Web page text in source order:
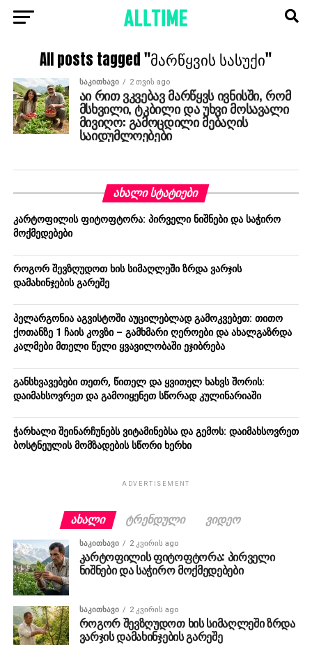
All posts tagged "მარწყვის სასუქი"
ᲡᲐᲙᲘᲗᲮᲐᲕᲘ 2 თვის ago
აი რით ვკვებავ მარწყვს ივნისში, რომ
მსხვილი, ტკბილი და უხვი მოსავალი
მივიღო: გამოცდილი მებაღის
საიდუმლოებები
ᲐᲮᲐᲚᲘ ᲡᲢᲐᲢᲘᲔᲑᲘ
კარტოფილის ფიტოფტორა: პირველი ნიშნები და საჭირო
მოქმედებები
როგორ შევზღუდოთ ხის სიმაღლეში ზრდა ვარჯის
დამახინჯების გარეშე
პელარგონია აგვისტოში აუცილებლად გამოკვებეთ: თითო
ქოთანზე 1 ჩაის კოვზი – გამხმარი ღეროები და ახალგაზრდა
კალმები მთელი წელი ყვავილობაში ეჯიბრება
განსხვავებები თეთრ, წითელ და ყვითელ ხახვს შორის:
დაიმახსოვრეთ და გამოიყენეთ სწორად კულინარიაში
ჭარხალი შეინარჩუნებს ვიტამინებსა და გემოს: დაიმახსოვრეთ
ბოსტნეულის მომზადების სწორი ხერხი
ADVERTISEMENT
ᲐᲮᲐᲚᲘ ᲢᲠᲔᲜᲓᲣᲚᲘ ᲕᲘᲓᲔᲝ
ᲡᲐᲙᲘᲗᲮᲐᲕᲘ 2 კვირის ago
კარტოფილის ფიტოფტორა: პირველი
ნიშნები და საჭირო მოქმედებები
ᲡᲐᲙᲘᲗᲮᲐᲕᲘ 2 კვირის ago
როგორ შევზღუდოთ ხის სიმაღლეში ზრდა
ვარჯის დამახინჯების გარეშე